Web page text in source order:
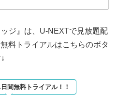
ジ』は、U-NEXTで見放題配
料トライアルはこちらのボタ
間無料トライアル！！